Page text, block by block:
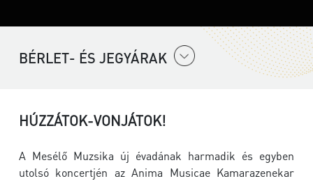
BÉRLET- ÉS JEGYÁRAK
HÚZZÁTOK-VONJÁTOK!
A Mesélő Muzsika új évadának harmadik és egyben
utolsó koncertjén az Anima Musicae Kamarazenekar